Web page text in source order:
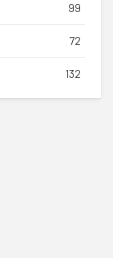
99
72
132